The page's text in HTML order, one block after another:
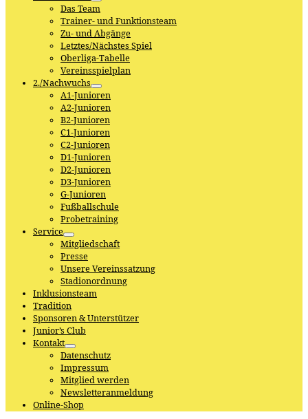
Das Team
Trainer- und Funktionsteam
Zu- und Abgänge
Letztes/Nächstes Spiel
Oberliga-Tabelle
Vereinsspielplan
2./Nachwuchs
A1-Junioren
A2-Junioren
B2-Junioren
C1-Junioren
C2-Junioren
D1-Junioren
D2-Junioren
D3-Junioren
G-Junioren
Fußballschule
Probetraining
Service
Mitgliedschaft
Presse
Unsere Vereinssatzung
Stadionordnung
Inklusionsteam
Tradition
Sponsoren & Unterstützer
Junior’s Club
Kontakt
Datenschutz
Impressum
Mitglied werden
Newsletteranmeldung
Online-Shop